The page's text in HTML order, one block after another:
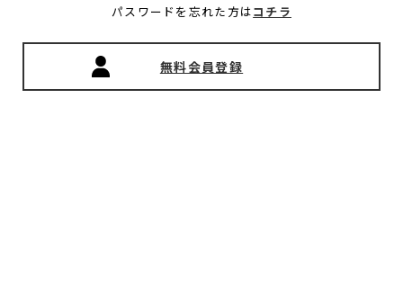
パスワードを忘れた方はコチラ
無料会員登録